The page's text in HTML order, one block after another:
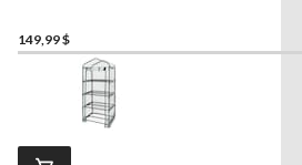
149,99 $